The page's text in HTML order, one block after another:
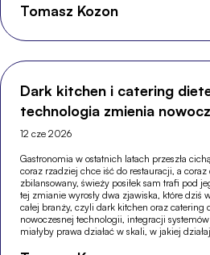
Tomasz Kozon
Dark kitchen i catering
technologia zmienia
12 cze 2026
Gastronomia w ostatnich latach przeszła
coraz rzadziej chce iść do restauracji, a
zbilansowany, świeży posiłek sam trafi pod
tej zmianie wyrosły dwa zjawiska, które dziś
całej branży, czyli dark kitchen oraz
nowoczesnej technologii, integracji
miałyby prawa działać w skali, w jakiej